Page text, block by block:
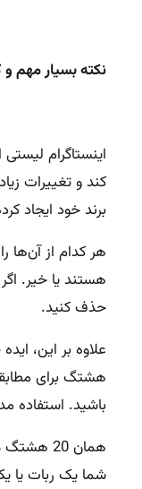
نکته بسیار مهم
اینستاگرام
کند و تغییرات
برند خود ایجاد
هر کدام از آن‌ها
هستند یا خیر.
حذف کنید.
علاوه بر این،
هشتگ برای
باشید. استفاده
همان 20
شما یک ربات